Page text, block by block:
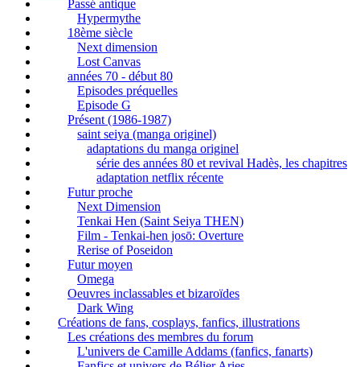
Passé antique
Hypermythe
18ème siècle
Next dimension
Lost Canvas
années 70 - début 80
Episodes préquelles
Episode G
Présent (1986-1987)
saint seiya (manga originel)
adaptations du manga originel
série des années 80 et revival Hadès, les chapitres
adaptation netflix récente
Futur proche
Next Dimension
Tenkai Hen (Saint Seiya THEN)
Film - Tenkai-hen josō: Overture
Rerise of Poseidon
Futur moyen
Omega
Oeuvres inclassables et bizaroïdes
Dark Wing
Créations de fans, cosplays, fanfics, illustrations
Les créations des membres du forum
L'univers de Camille Addams (fanfics, fanarts)